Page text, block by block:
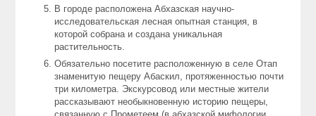
В городе расположена Абхазская научно-
исследовательская лесная опытная станция, в
которой собрана и создана уникальная
растительность.
Обязательно посетите расположенную в селе Отап
знаменитую пещеру Абаскил, протяженностью почти
три километра. Экскурсовод или местные жители
рассказывают необыкновенную историю пещеры,